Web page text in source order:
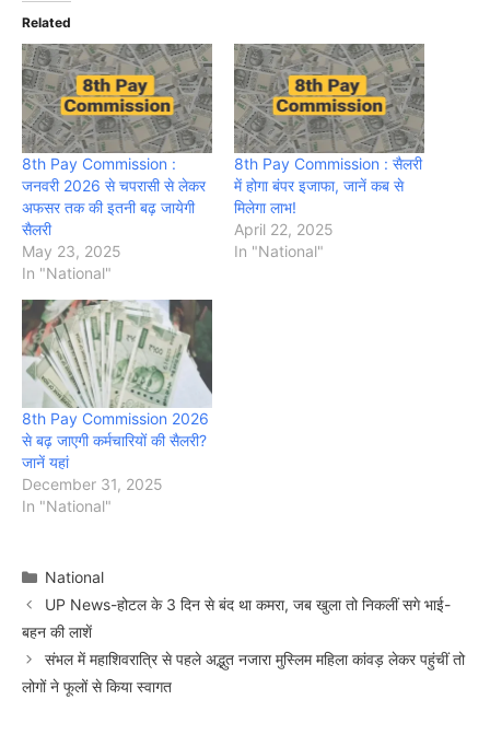
Related
8th Pay Commission :
जनवरी 2026 से चपरासी से लेकर
अफसर तक की इतनी बढ़ जायेगी
सैलरी
May 23, 2025
In "National"
8th Pay Commission : सैलरी
में होगा बंपर इजाफा, जानें कब से
मिलेगा लाभ!
April 22, 2025
In "National"
8th Pay Commission 2026
से बढ़ जाएगी कर्मचारियों की सैलरी?
जानें यहां
December 31, 2025
In "National"
Categories
National
UP News-होटल के 3 दिन से बंद था कमरा, जब खुला तो निकलीं सगे भाई-
बहन की लाशें
संभल में महाशिवरात्रि से पहले अद्भुत नजारा मुस्लिम महिला कांवड़ लेकर पहुंचीं तो
लोगों ने फूलों से किया स्वागत